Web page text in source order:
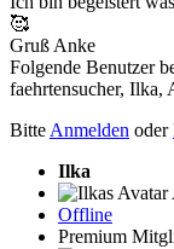
🥰
Gruß Anke
Folgende Benutzer
faehrtensucher, Ilka,
BitteAnmelden oder
Ilka
Offline
Premium